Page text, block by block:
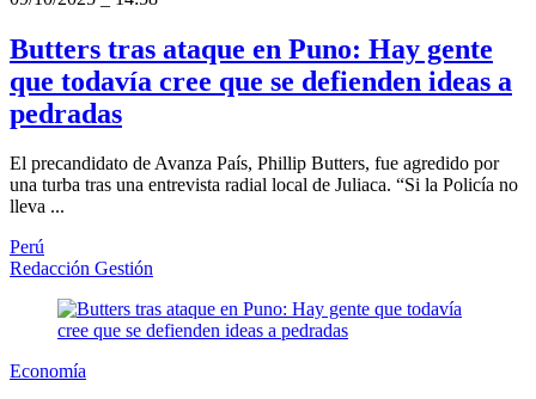
Butters tras ataque en Puno: Hay gente
que todavía cree que se defienden ideas a
pedradas
El precandidato de Avanza País, Phillip Butters, fue agredido por
una turba tras una entrevista radial local de Juliaca. “Si la Policía no
lleva ...
Perú
Redacción Gestión
Economía